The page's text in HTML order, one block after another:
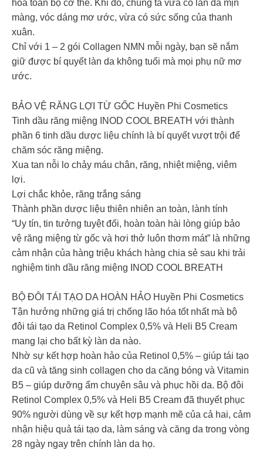
hóa toàn bộ cơ thể. Khi đó, chúng ta vừa có làn da mịn
màng, vóc dáng mơ ước, vừa có sức sống của thanh
xuân.
Chỉ với 1 – 2 gói Collagen NMN mỗi ngày, bạn sẽ nắm
giữ được bí quyết làn da không tuổi mà mọi phụ nữ mơ
ước.
BẢO VỆ RĂNG LỢI TỪ GỐC Huyền Phi Cosmetics
Tinh dầu răng miệng INOD COOL BREATH với thành
phần 6 tinh dầu dược liệu chính là bí quyết vượt trội để
chăm sóc răng miệng.
Xua tan nỗi lo chảy máu chân, răng, nhiệt miệng, viêm
lợi.
Lợi chắc khỏe, răng trắng sáng
Thành phần dược liệu thiên nhiên an toàn, lành tính
“Uy tín, tin tưởng tuyệt đối, hoàn toàn hài lòng giúp bảo
vệ răng miệng từ gốc và hơi thở luôn thơm mát” là những
cảm nhận của hàng triệu khách hàng chia sẻ sau khi trải
nghiệm tinh dầu răng miệng INOD COOL BREATH
BỘ ĐÔI TÁI TẠO DA HOÀN HẢO Huyền Phi Cosmetics
Tận hưởng những giá trị chống lão hóa tốt nhất mà bộ
đôi tái tạo da Retinol Complex 0,5% và Heli B5 Cream
mang lại cho bất kỳ làn da nào.
Nhờ sự kết hợp hoàn hảo của Retinol 0,5% – giúp tái tạo
da cũ và tăng sinh collagen cho da căng bóng và Vitamin
B5 – giúp dưỡng ẩm chuyên sâu và phục hồi da. Bộ đôi
Retinol Complex 0,5% và Heli B5 Cream đã thuyết phục
90% người dùng về sự kết hợp mạnh mẽ của cả hai, cảm
nhận hiệu quả tái tạo da, làm sáng và căng da trong vòng
28 ngày ngay trên chính làn da họ.